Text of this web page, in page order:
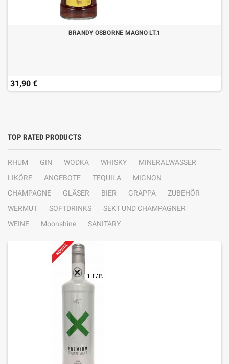
BRANDY OSBORNE MAGNO LT.1
31,90 €
TOP RATED PRODUCTS
RHUM GIN WODKA WHISKY
MINERALWASSER
LIKÖRE
ANGEBOTE TEQUILA
MIGNON
CHAMPAGNE
GLÄSER BIER GRAPPA
ZUBEHÖR
WERMUT
SOFTDRINKS
SEKT UND CHAMPAGNER
WEINE
Moonshine SANITARY